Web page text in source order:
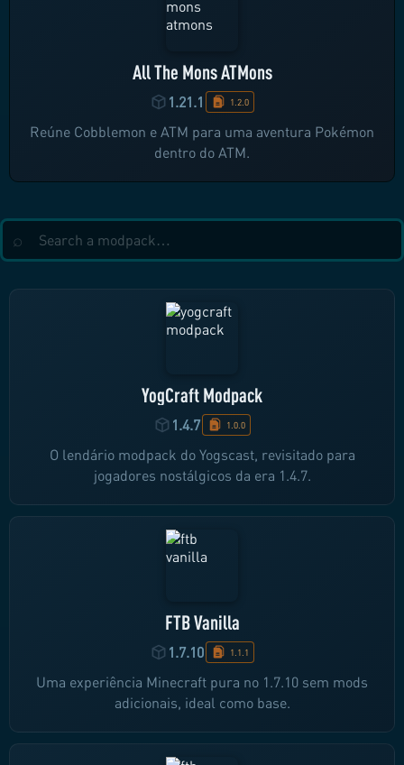
All The Mons ATMons
1.21.1 1.2.0
Reúne Cobblemon e ATM para uma aventura Pokémon
dentro do ATM.
YogCraft Modpack
1.4.7 1.0.0
O lendário modpack do Yogscast, revisitado para
jogadores nostálgicos da era 1.4.7.
FTB Vanilla
1.7.10 1.1.1
Uma experiência Minecraft pura no 1.7.10 sem mods
adicionais, ideal como base.